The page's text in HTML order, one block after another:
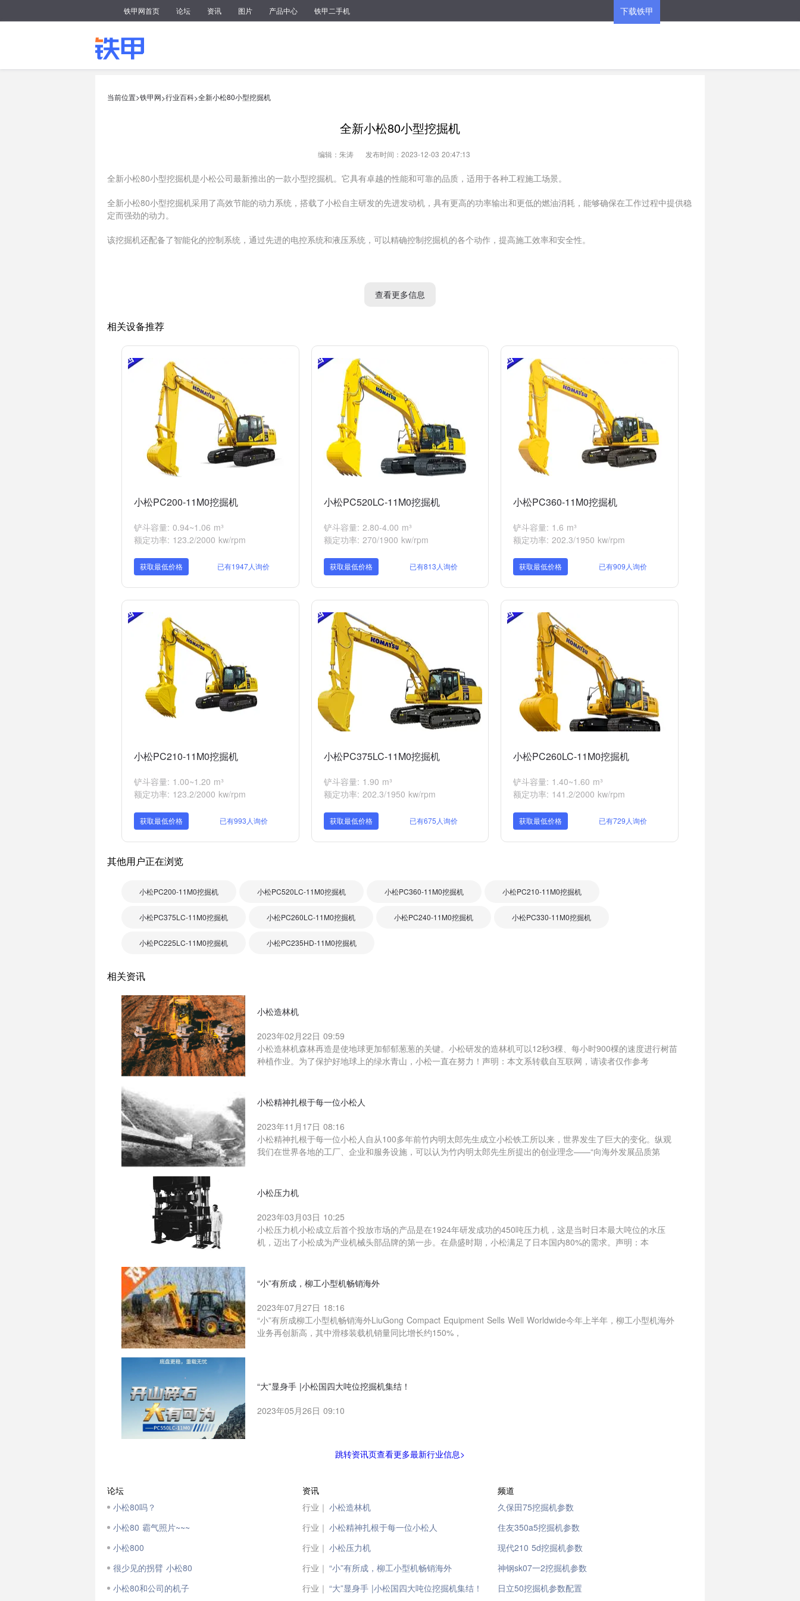
铁甲网首页 论坛 资讯 图片 产品中心 铁甲二手机
下载铁甲
当前位置>铁甲网>行业百科>全新小松80小型挖掘机
全新小松80小型挖掘机
编辑：朱涛 发布时间：2023-12-03 20:47:13
全新小松80小型挖掘机是小松公司最新推出的一款小型挖掘机。它具有卓越的性能和可靠的品质，适用于各种工程施工场景。
全新小松80小型挖掘机采用了高效节能的动力系统，搭载了小松自主研发的先进发动机，具有更高的功率输出和更低的燃油消耗，能够确保在工作过程中提供稳
定而强劲的动力。
该挖掘机还配备了智能化的控制系统，通过先进的电控系统和液压系统，可以精确控制挖掘机的各个动作，提高施工效率和安全性。
总之，全新小松80小型挖掘机是一款具有高性能、高效能和高可靠性的挖掘机产品，将为施工行业提供更好的工作工具。
查看更多信息
相关设备推荐
小松PC200-11M0挖掘机
铲斗容量: 0.94~1.06 m³
额定功率: 123.2/2000 kw/rpm
获取最低价格 已有1947人询价
小松PC520LC-11M0挖掘机
铲斗容量: 2.80-4.00 m³
额定功率: 270/1900 kw/rpm
获取最低价格 已有813人询价
小松PC360-11M0挖掘机
铲斗容量: 1.6 m³
额定功率: 202.3/1950 kw/rpm
获取最低价格 已有909人询价
小松PC210-11M0挖掘机
铲斗容量: 1.00~1.20 m³
额定功率: 123.2/2000 kw/rpm
获取最低价格 已有993人询价
小松PC375LC-11M0挖掘机
铲斗容量: 1.90 m³
额定功率: 202.3/1950 kw/rpm
获取最低价格 已有675人询价
小松PC260LC-11M0挖掘机
铲斗容量: 1.40~1.60 m³
额定功率: 141.2/2000 kw/rpm
获取最低价格 已有729人询价
其他用户正在浏览
小松PC200-11M0挖掘机 小松PC520LC-11M0挖掘机 小松PC360-11M0挖掘机 小松PC210-11M0挖掘机
小松PC375LC-11M0挖掘机 小松PC260LC-11M0挖掘机 小松PC240-11M0挖掘机 小松PC330-11M0挖掘机
小松PC225LC-11M0挖掘机 小松PC235HD-11M0挖掘机
相关资讯
小松造林机
2023年02月22日 09:59
小松造林机森林再造是使地球更加郁郁葱葱的关键。小松研发的造林机可以12秒3棵、每小时900棵的速度进行树苗
种植作业。为了保护好地球上的绿水青山，小松一直在努力！声明：本文系转载自互联网，请读者仅作参考
小松精神扎根于每一位小松人
2023年11月17日 08:16
小松精神扎根于每一位小松人自从100多年前竹内明太郎先生成立小松铁工所以来，世界发生了巨大的变化。纵观
我们在世界各地的工厂、企业和服务设施，可以认为竹内明太郎先生所提出的创业理念——“向海外发展品质第
小松压力机
2023年03月03日 10:25
小松压力机小松成立后首个投放市场的产品是在1924年研发成功的450吨压力机，这是当时日本最大吨位的水压
机，迈出了小松成为产业机械头部品牌的第一步。在鼎盛时期，小松满足了日本国内80%的需求。声明：本
“小”有所成，柳工小型机畅销海外
2023年07月27日 18:16
“小”有所成柳工小型机畅销海外LiuGong Compact Equipment Sells Well Worldwide今年上半年，柳工小型机海外
业务再创新高，其中滑移装载机销量同比增长约150%，
“大”显身手 |小松国四大吨位挖掘机集结！
2023年05月26日 09:10
跳转资讯页查看更多最新行业信息>
论坛
小松80吗？
小松80 霸气照片~~~
小松800
很少见的拐臂 小松80
小松80和公司的机子
资讯
行业｜ 小松造林机
行业｜ 小松精神扎根于每一位小松人
行业｜ 小松压力机
行业｜ “小”有所成，柳工小型机畅销海外
行业｜ “大”显身手 |小松国四大吨位挖掘机集结！
频道
久保田75挖掘机参数
住友350a5挖掘机参数
现代210 5d挖掘机参数
神钢sk07一2挖掘机参数
日立50挖掘机参数配置